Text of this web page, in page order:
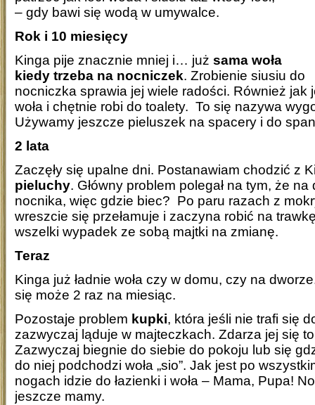
– gdy bawi się wodą w umywalce.
Rok i 10 miesięcy
Kinga pije znacznie mniej i… już sama woła
kiedy trzeba na nocniczek. Zrobienie siusiu do
nocniczka sprawia jej wiele radości. Również jak
woła i chętnie robi do toalety. To się nazywa
Używamy jeszcze pieluszek na spacery i do
2 lata
Zaczęły się upalne dni. Postanawiam chodzić z
pieluchy. Główny problem polegał na tym, że
nocnika, więc gdzie biec? Po paru razach z
wreszcie się przełamuje i zaczyna robić na
wszelki wypadek ze sobą majtki na zmianę.
Teraz
Kinga już ładnie woła czy w domu, czy na
się może 2 raz na miesiąc.
Pozostaje problem kupki, która jeśli nie trafi się
zazwyczaj ląduje w majteczkach. Zdarza jej się
Zazwyczaj biegnie do siebie do pokoju lub się
do niej podchodzi woła „sio”. Jak jest po
nogach idzie do łazienki i woła – Mama, Pupa!
jeszcze mamy.